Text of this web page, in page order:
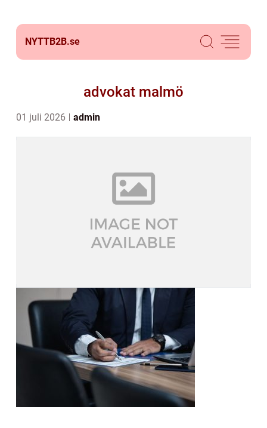
NYTTB2B.se
advokat malmö
01 juli 2026 admin